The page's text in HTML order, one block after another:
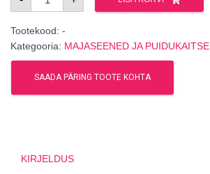
puidukahjur
Tootekood: -
Kategooria: MAJASEENED JA PUIDUKAITSE
SAADA PÄRING TOOTE KOHTA
KIRJELDUS